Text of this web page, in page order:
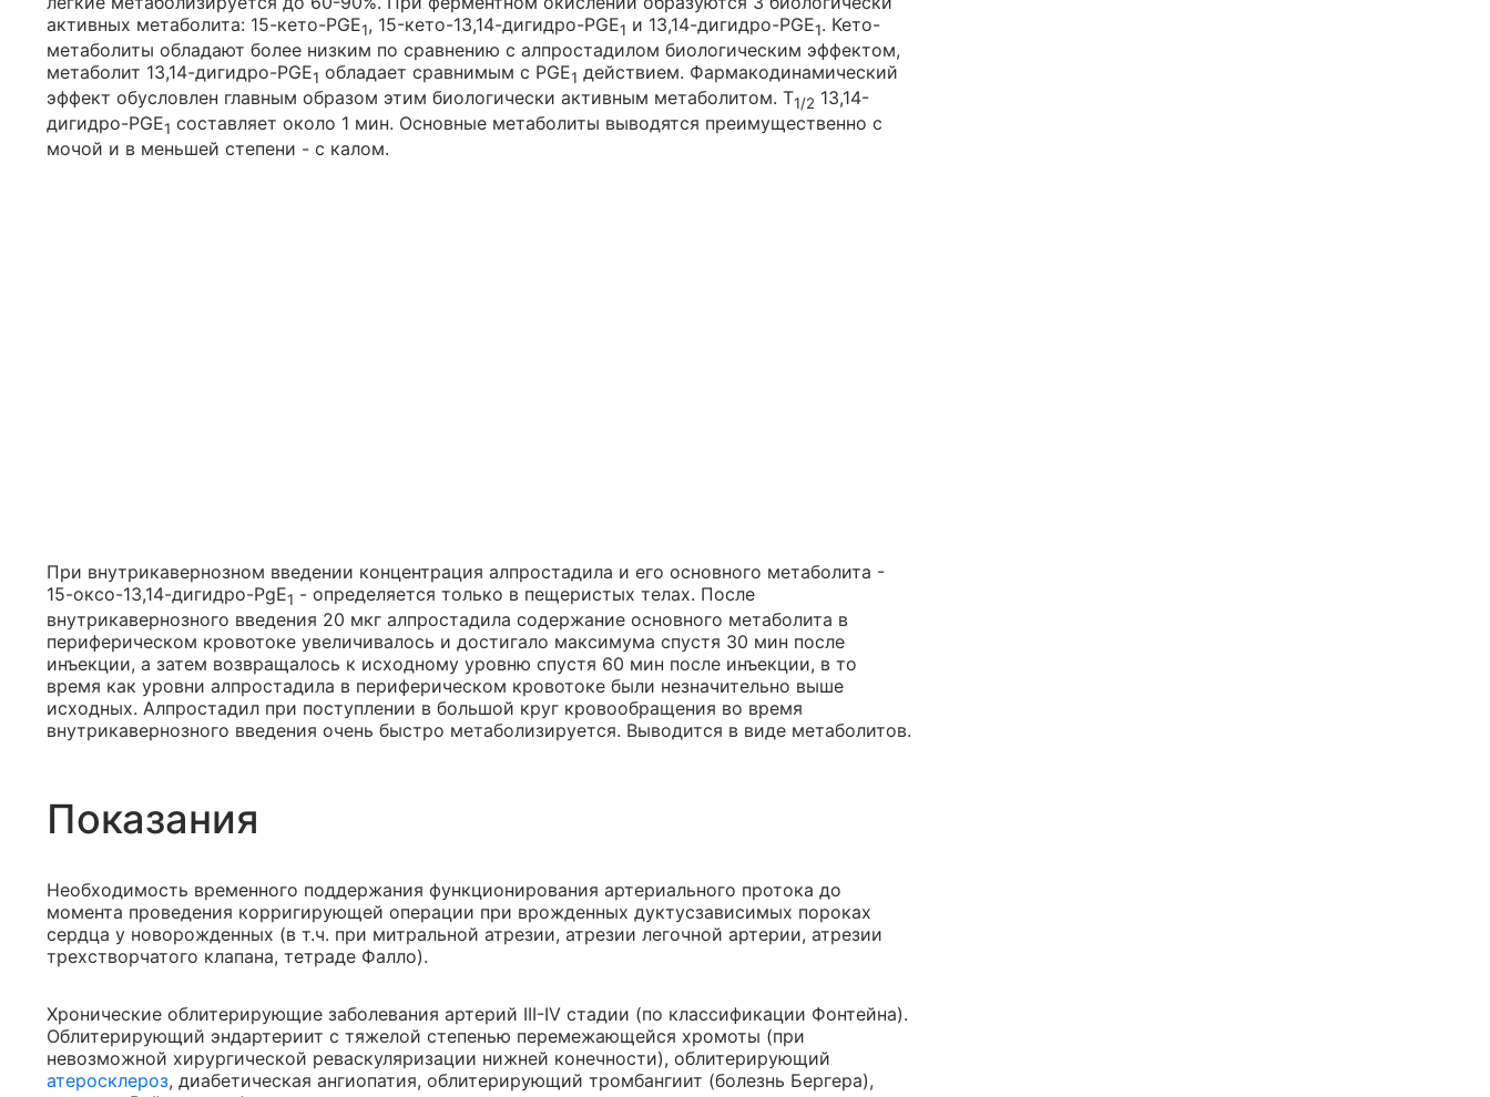
активных метаболита: 15-кето-PGE1, 15-кето-13,14-дигидро-PGE1 и 13,14-дигидро-PGE1. Кето-
метаболиты обладают более низким по сравнению с алпростадилом биологическим эффектом,
метаболит 13,14-дигидро-PGE1 обладает сравнимым с PGE1 действием. Фармакодинамический
эффект обусловлен главным образом этим биологически активным метаболитом. T1/2 13,14-
дигидро-PGE1 составляет около 1 мин. Основные метаболиты выводятся преимущественно с
мочой и в меньшей степени - с калом.
При внутрикавернозном введении концентрация алпростадила и его основного метаболита -
15-оксо-13,14-дигидро-PgE1 - определяется только в пещеристых телах. После
внутрикавернозного введения 20 мкг алпростадила содержание основного метаболита в
периферическом кровотоке увеличивалось и достигало максимума спустя 30 мин после
инъекции, а затем возвращалось к исходному уровню спустя 60 мин после инъекции, в то
время как уровни алпростадила в периферическом кровотоке были незначительно выше
исходных. Алпростадил при поступлении в большой круг кровообращения во время
внутрикавернозного введения очень быстро метаболизируется. Выводится в виде метаболитов.
Показания
Необходимость временного поддержания функционирования артериального протока до
момента проведения корригирующей операции при врожденных дуктусзависимых пороках
сердца у новорожденных (в т.ч. при митральной атрезии, атрезии легочной артерии, атрезии
трехстворчатого клапана, тетраде Фалло).
Хронические облитерирующие заболевания артерий III-IV стадии (по классификации Фонтейна).
Облитерирующий эндартериит с тяжелой степенью перемежающейся хромоты (при
невозможной хирургической реваскуляризации нижней конечности), облитерирующий
атеросклероз, диабетическая ангиопатия, облитерирующий тромбангиит (болезнь Бергера),